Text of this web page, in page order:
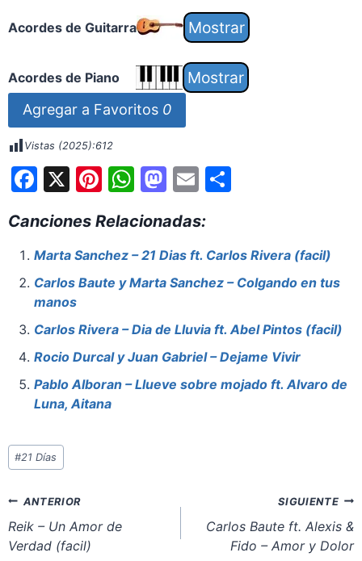
Acordes de Guitarra
Acordes de Piano
Agregar a Favoritos 0
Vistas (2025):612
F
c
e
b
o
o
k
X Pi
er
e
st
W
at
s
A
p
M
st
o
d
n
E
ai
l
S
e
Canciones Relacionadas:
Marta Sanchez – 21 Dias ft. Carlos Rivera (facil)
Carlos Baute y Marta Sanchez – Colgando en tus
manos
Carlos Rivera – Dia de Lluvia ft. Abel Pintos (facil)
Rocio Durcal y Juan Gabriel – Dejame Vivir
Pablo Alboran – Llueve sobre mojado ft. Alvaro de
Luna, Aitana
Etiquetas
de
entrada:
#21 Días
Navegación
de
entradas
ANTERIOR
Reik – Un Amor de
Verdad (facil)
SIGUIENTE
Carlos Baute ft. Alexis &
Fido – Amor y Dolor